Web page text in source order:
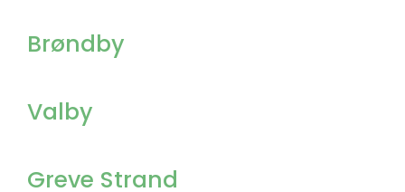
Brøndby
Valby
Greve Strand